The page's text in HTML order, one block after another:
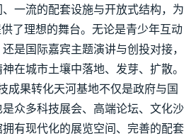
了理想的舞台。无论是青少年互动
是国际嘉宾主题演讲与创投对接，
在城市土壤中落地、发芽、扩散。
果转化天河基地不仅是政府与国
众多科技展会、高端论坛、文化沙
有现代化的展览空间、完善的配套